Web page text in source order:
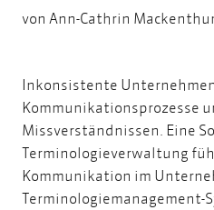
von Ann-Cathrin
Inkonsistente
Kommunikationsprozesse
Missverständnissen. Eine
Terminologieverwaltung
Kommunikation im
Terminologiemanagement-